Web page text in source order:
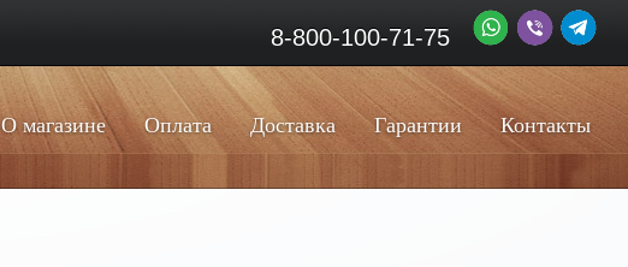
8-800-100-71-75
О магазине Оплата Доставка Гарантии Контакты